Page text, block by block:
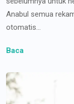
Anabul semua
otomatis...
Baca